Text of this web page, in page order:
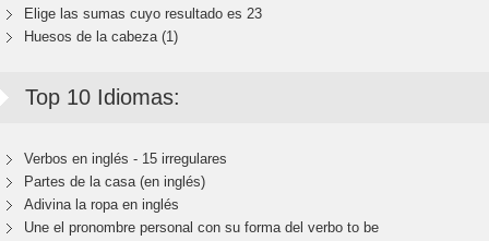
Elige las sumas cuyo resultado es 23
Huesos de la cabeza (1)
Top 10 Idiomas:
Verbos en inglés - 15 irregulares
Partes de la casa (en inglés)
Adivina la ropa en inglés
Une el pronombre personal con su forma del verbo to be